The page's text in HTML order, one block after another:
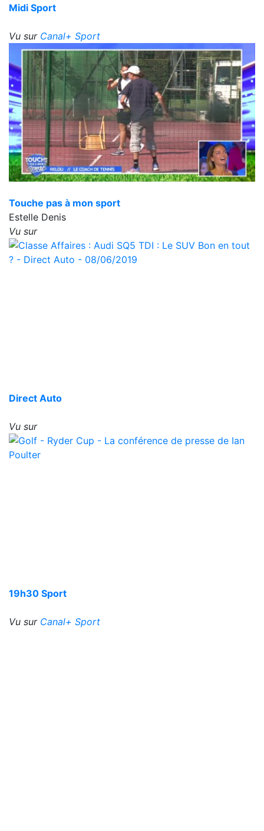
Midi Sport
Vu sur Canal+ Sport
Touche pas à mon sport
Estelle Denis
Vu sur
Direct Auto
Vu sur
19h30 Sport
Vu sur Canal+ Sport